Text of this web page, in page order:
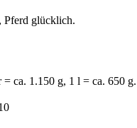
Pferd glücklich.
ca. 1.150 g, 1 l = ca. 650 g.